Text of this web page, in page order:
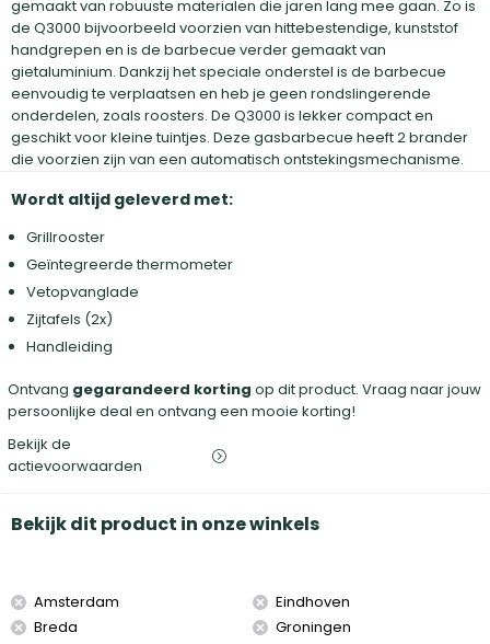
gemaakt van robuuste materialen die jaren lang mee gaan. Zo is
de Q3000 bijvoorbeeld voorzien van hittebestendige, kunststof
handgrepen en is de barbecue verder gemaakt van
gietaluminium. Dankzij het speciale onderstel is de barbecue
eenvoudig te verplaatsen en heb je geen rondslingerende
onderdelen, zoals roosters. De Q3000 is lekker compact en
geschikt voor kleine tuintjes. Deze gasbarbecue heeft 2 brander
die voorzien zijn van een automatisch ontstekingsmechanisme.
Wordt altijd geleverd met:
Grillrooster
Geïntegreerde thermometer
Vetopvanglade
Zijtafels (2x)
Handleiding
Ontvang gegarandeerd korting op dit product. Vraag naar jouw
persoonlijke deal en ontvang een mooie korting!
Bekijk de
actievoorwaarden
Bekijk dit product in onze winkels
Amsterdam
Breda
Eindhoven
Groningen